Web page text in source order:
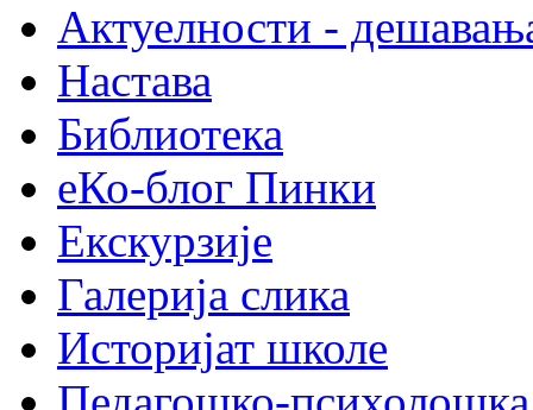
Актуелности -
Настава
Библиотека
еКо-блог Пинки
Екскурзије
Галерија слика
Историјат школе